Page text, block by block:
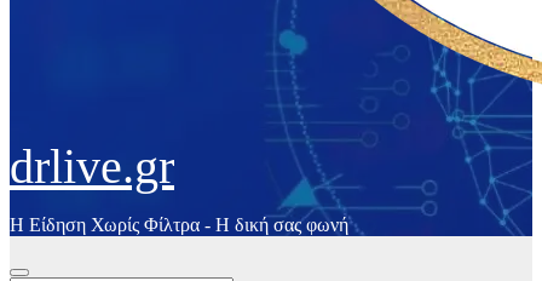
drlive.gr
Η Είδηση Χωρίς Φίλτρα - H δική σας φωνή